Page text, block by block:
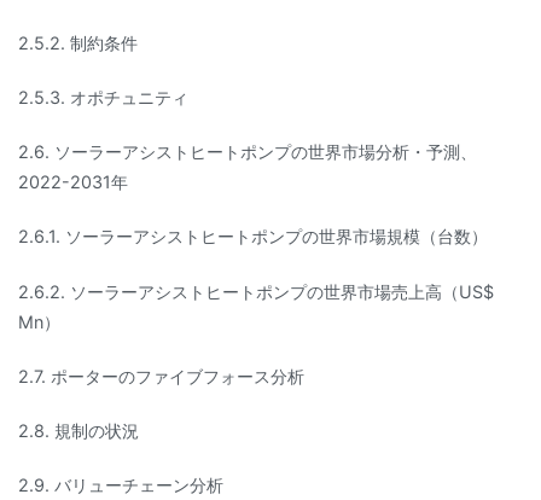
2.5.2. 制約条件
2.5.3. オポチュニティ
2.6. ソーラーアシストヒートポンプの世界市場分析・予測、
2022-2031年
2.6.1. ソーラーアシストヒートポンプの世界市場規模（台数）
2.6.2. ソーラーアシストヒートポンプの世界市場売上高（US$
Mn）
2.7. ポーターのファイブフォース分析
2.8. 規制の状況
2.9. バリューチェーン分析